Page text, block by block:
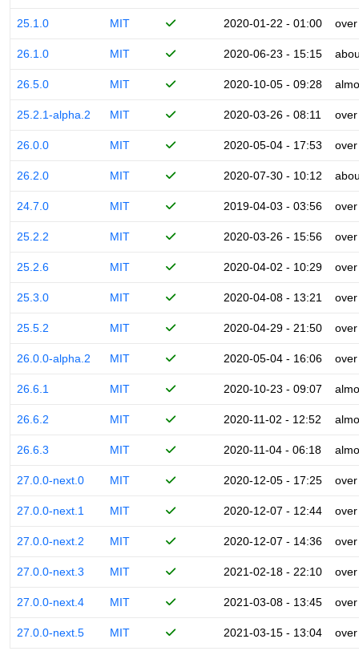
25.1.0 MIT 2020-01-22 - 01:00
26.1.0 MIT 2020-06-23 - 15:15
26.5.0 MIT 2020-10-05 - 09:28
25.2.1-alpha.2 MIT 2020-03-26 - 08:11
26.0.0 MIT 2020-05-04 - 17:53
26.2.0 MIT 2020-07-30 - 10:12
24.7.0 MIT 2019-04-03 - 03:56
25.2.2 MIT 2020-03-26 - 15:56
25.2.6 MIT 2020-04-02 - 10:29
25.3.0 MIT 2020-04-08 - 13:21
25.5.2 MIT 2020-04-29 - 21:50
26.0.0-alpha.2 MIT 2020-05-04 - 16:06
26.6.1 MIT 2020-10-23 - 09:07
26.6.2 MIT 2020-11-02 - 12:52
26.6.3 MIT 2020-11-04 - 06:18
27.0.0-next.0 MIT 2020-12-05 - 17:25
27.0.0-next.1 MIT 2020-12-07 - 12:44
27.0.0-next.2 MIT 2020-12-07 - 14:36
27.0.0-next.3 MIT 2021-02-18 - 22:10
27.0.0-next.4 MIT 2021-03-08 - 13:45
27.0.0-next.5 MIT 2021-03-15 - 13:04